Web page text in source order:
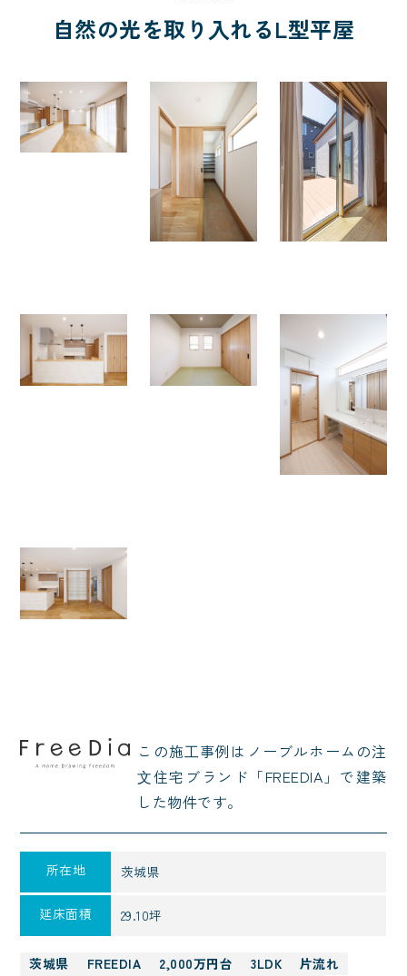
自然の光を取り入れるL型平屋
この施⼯事例はノーブルホームの注
⽂住宅ブランド「FREEDIA」で建築
した物件です。
所在地 茨城県
延床面積 29.10坪
茨城県 FREEDIA 2,000万円台 3LDK
片流れ